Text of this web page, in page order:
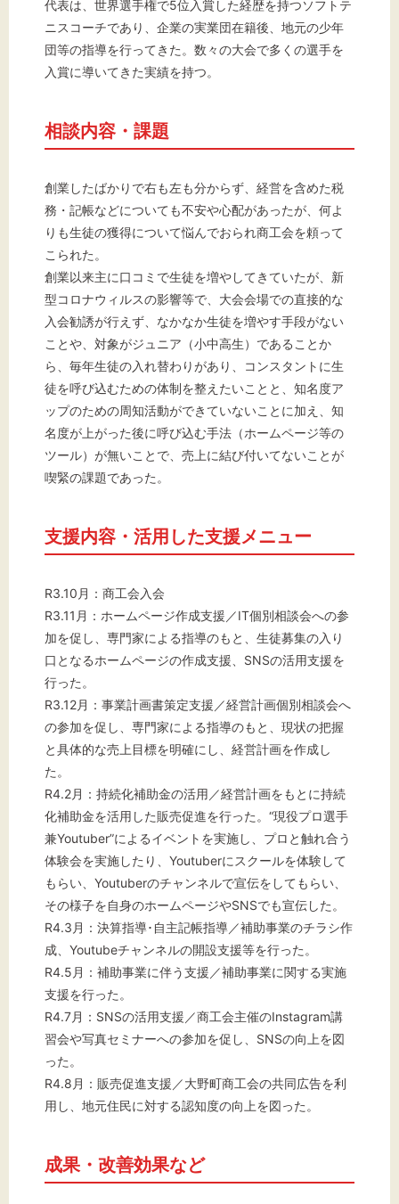
代表は、世界選手権で5位入賞した経歴を持つソフトテ
ニスコーチであり、企業の実業団在籍後、地元の少年
団等の指導を行ってきた。数々の大会で多くの選手を
入賞に導いてきた実績を持つ。
相談内容・課題
創業したばかりで右も左も分からず、経営を含めた税
務・記帳などについても不安や心配があったが、何よ
りも生徒の獲得について悩んでおられ商工会を頼って
こられた。
創業以来主に口コミで生徒を増やしてきていたが、新
型コロナウィルスの影響等で、大会会場での直接的な
入会勧誘が行えず、なかなか生徒を増やす手段がない
ことや、対象がジュニア（小中高生）であることか
ら、毎年生徒の入れ替わりがあり、コンスタントに生
徒を呼び込むための体制を整えたいことと、知名度ア
ップのための周知活動ができていないことに加え、知
名度が上がった後に呼び込む手法（ホームページ等の
ツール）が無いことで、売上に結び付いてないことが
喫緊の課題であった。
支援内容・活用した支援メニュー
R3.10月：商工会入会
R3.11月：ホームページ作成支援／IT個別相談会への参
加を促し、専門家による指導のもと、生徒募集の入り
口となるホームページの作成支援、SNSの活用支援を
行った。
R3.12月：事業計画書策定支援／経営計画個別相談会へ
の参加を促し、専門家による指導のもと、現状の把握
と具体的な売上目標を明確にし、経営計画を作成し
た。
R4.2月：持続化補助金の活用／経営計画をもとに持続
化補助金を活用した販売促進を行った。“現役プロ選手
兼Youtuber”によるイベントを実施し、プロと触れ合う
体験会を実施したり、Youtuberにスクールを体験して
もらい、Youtuberのチャンネルで宣伝をしてもらい、
その様子を自身のホームページやSNSでも宣伝した。
R4.3月：決算指導･自主記帳指導／補助事業のチラシ作
成、Youtubeチャンネルの開設支援等を行った。
R4.5月：補助事業に伴う支援／補助事業に関する実施
支援を行った。
R4.7月：SNSの活用支援／商工会主催のInstagram講
習会や写真セミナーへの参加を促し、SNSの向上を図
った。
R4.8月：販売促進支援／大野町商工会の共同広告を利
用し、地元住民に対する認知度の向上を図った。
成果・改善効果など